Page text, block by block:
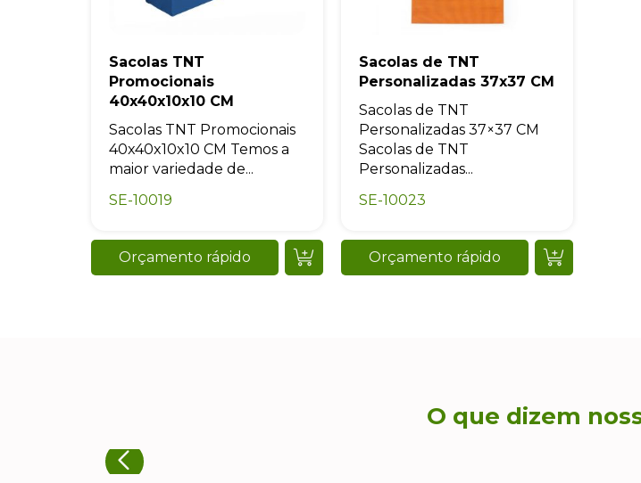
Sacolas TNT
Promocionais
40x40x10x10 CM
Sacolas TNT Promocionais
40x40x10x10 CM Temos a
maior variedade de...
SE-10019
Orçamento rápido
Sacolas de TNT
Personalizadas 37x37 CM
Sacolas de TNT
Personalizadas 37×37 CM
Sacolas de TNT
Personalizadas...
SE-10023
Orçamento rápido
O que dizem